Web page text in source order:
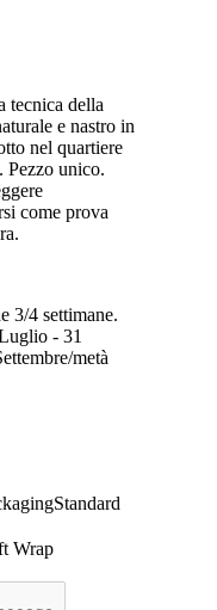
tecnica della
e nastro in
nel quartiere
unico.
come prova
3/4 settimane.
- 31
metà
Standard
Wrap